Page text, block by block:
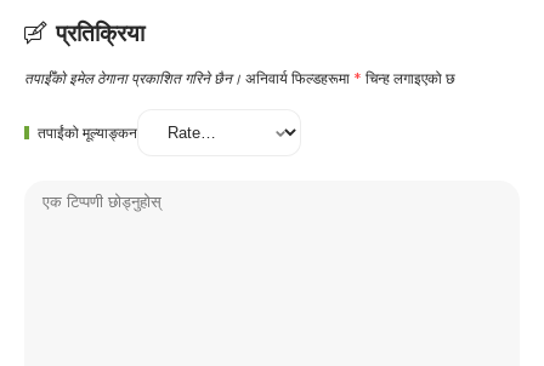
प्रतिक्रिया
तपाईँको इमेल ठेगाना प्रकाशित गरिने छैन। अनिवार्य फिल्डहरूमा * चिन्ह लगाइएको छ
तपाईंको मूल्याङ्कन